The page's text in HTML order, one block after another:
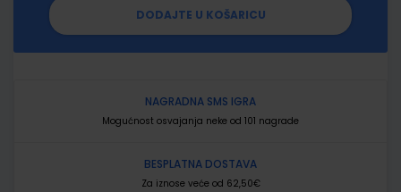
DODAJTE U KOŠARICU
NAGRADNA SMS IGRA
Mogućnost osvajanja neke od 101 nagrade
BESPLATNA DOSTAVA
Za iznose veće od 62,50€